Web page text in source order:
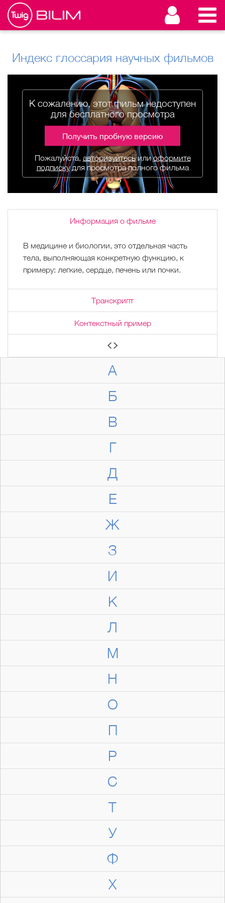
Индекс глоссария научных фильмов
А
Б
В
Г
Д
Е
Ж
З
И
К
Л
М
Н
О
П
Р
С
Т
У
Ф
Х
К сожалению, этот фильм недоступен
для бесплатного просмотра
Получить пробную версию
Пожалуйста, авторизуйтесьилиоформите
подпискудля просмотра полного фильма
Информация о фильме
В медицине и биологии, это отдельная часть
тела, выполняющая конкретную функцию, к
примеру: легкие, сердце, печень или почки.
Транскрипт
Контекстный пример